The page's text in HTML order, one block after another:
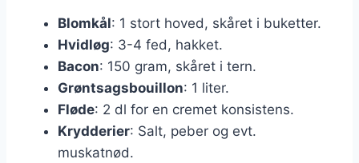
Blomkål: 1 stort hoved, skåret i buketter.
Hvidløg: 3-4 fed, hakket.
Bacon: 150 gram, skåret i tern.
Grøntsagsbouillon: 1 liter.
Fløde: 2 dl for en cremet konsistens.
Krydderier: Salt, peber og evt.
muskatnød.